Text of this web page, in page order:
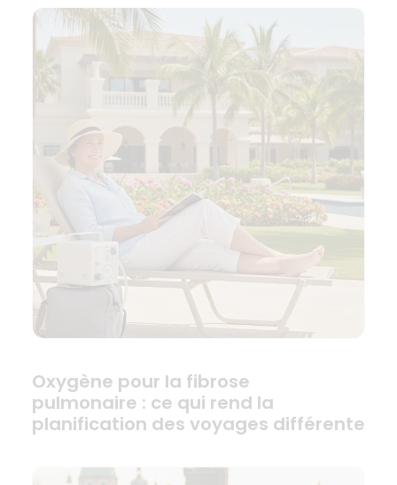
Oxygène pour la fibrose
pulmonaire : ce qui rend la
planification des voyages différente